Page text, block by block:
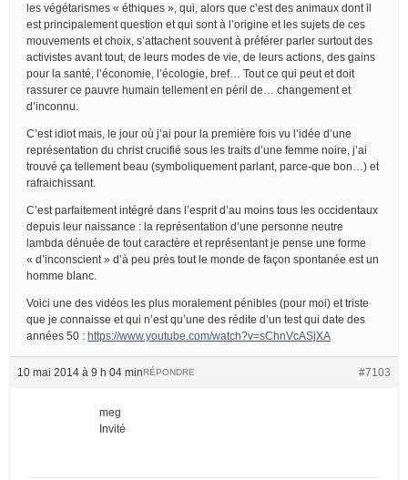
les végétarismes « éthiques », qui, alors que c’est des animaux dont il
est principalement question et qui sont à l’origine et les sujets de ces
mouvements et choix, s’attachent souvent à préférer parler surtout des
activistes avant tout, de leurs modes de vie, de leurs actions, des gains
pour la santé, l’économie, l’écologie, bref… Tout ce qui peut et doit
rassurer ce pauvre humain tellement en péril de… changement et
d’inconnu.
C’est idiot mais, le jour où j’ai pour la première fois vu l’idée d’une
représentation du christ crucifié sous les traits d’une femme noire, j’ai
trouvé ça tellement beau (symboliquement parlant, parce-que bon…) et
rafraichissant.
C’est parfaitement intégré dans l’esprit d’au moins tous les occidentaux
depuis leur naissance : la représentation d’une personne neutre
lambda dénuée de tout caractère et représentant je pense une forme
« d’inconscient » d’à peu près tout le monde de façon spontanée est un
homme blanc.
Voici une des vidéos les plus moralement pénibles (pour moi) et triste
que je connaisse et qui n’est qu’une des rédite d’un test qui date des
années 50 : https://www.youtube.com/watch?v=sChnVcASjXA
10 mai 2014 à 9 h 04 min #7103
RÉPONDRE
meg
Invité